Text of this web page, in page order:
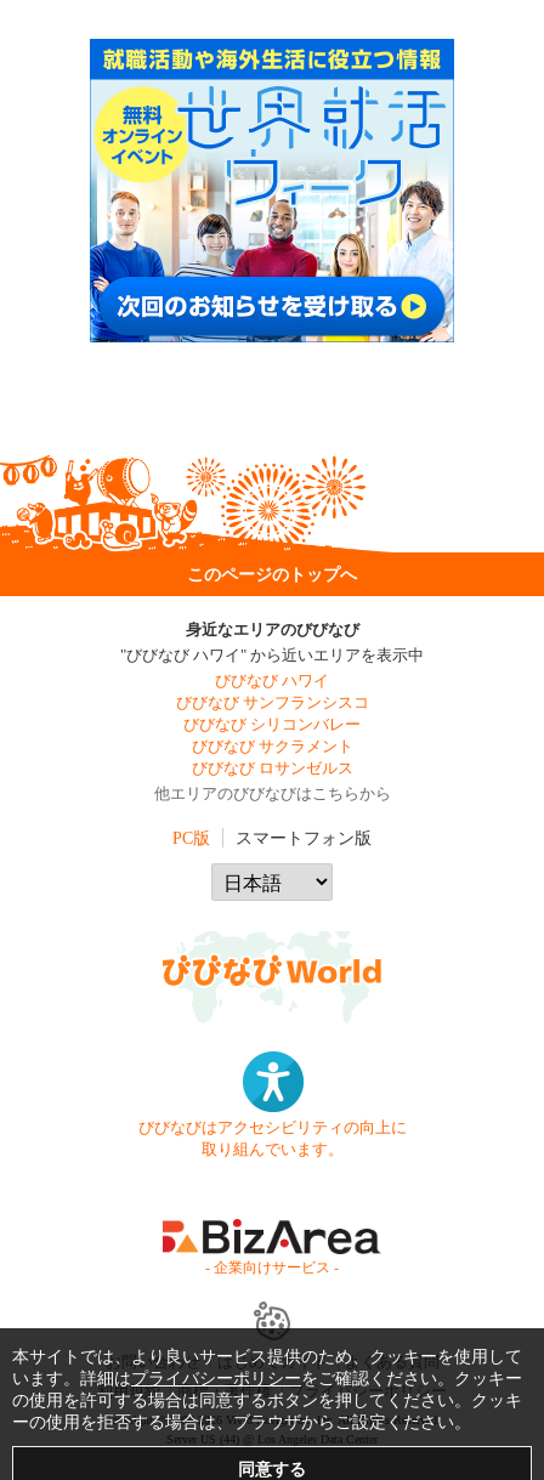
このページのトップへ
身近なエリアのびびなび
"びびなび ハワイ" から近いエリアを表示中
びびなび ハワイ
びびなび サンフランシスコ
びびなび シリコンバレー
びびなび サクラメント
びびなび ロサンゼルス
他エリアのびびなびはこちらから
PC版 スマートフォン版
びびなびはアクセシビリティの向上に
取り組んでいます。
- 企業向けサービス -
お問い合わせ はじめてガイド
よくある質問
利用規約
商標・著作権 プライバシーポリシー
Copyright © 1999-2026 Vivid Navigation, Inc. All Rights Reserved.
Server US (44) @ Los Angeles Data Center
本サイトでは、より良いサービス提供のため、クッキーを使用して
います。詳細はプライバシーポリシーをご確認ください。クッキー
の使用を許可する場合は同意するボタンを押してください。クッキ
ーの使用を拒否する場合は、ブラウザからご設定ください。